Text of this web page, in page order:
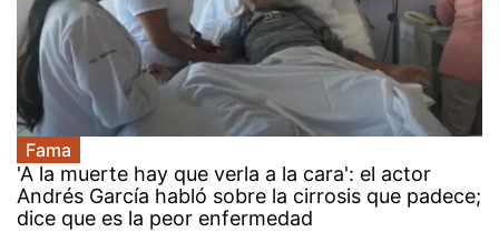
Fama
'A la muerte hay que verla a la cara': el actor
Andrés García habló sobre la cirrosis que padece;
dice que es la peor enfermedad